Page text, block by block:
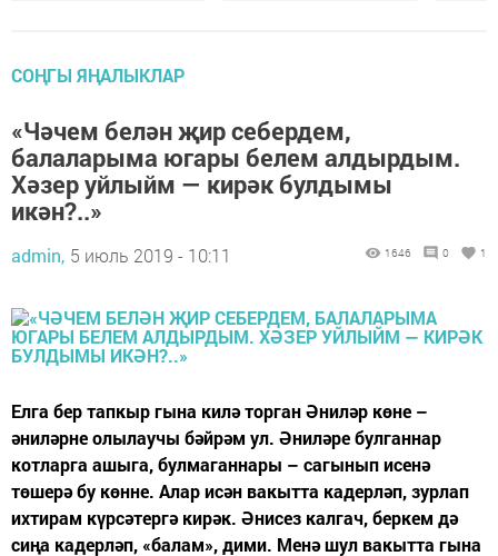
СОҢГЫ ЯҢАЛЫКЛАР
«Чәчем белән җир себердем,
балаларыма югары белем алдырдым.
Хәзер уйлыйм — кирәк булдымы
икән?..»
admin, 5 июль 2019 - 10:11 1646 0 1
Елга бер тапкыр гына килә торган Әниләр көне –
әниләрне олылаучы бәйрәм ул. Әниләре булганнар
котларга ашыга, булмаганнары – сагынып исенә
төшерә бу көнне. Алар исән вакытта кадерләп, зурлап
ихтирам күрсәтергә кирәк. Әнисез калгач, беркем дә
сиңа кадерләп, «балам», дими. Менә шул вакытта гына